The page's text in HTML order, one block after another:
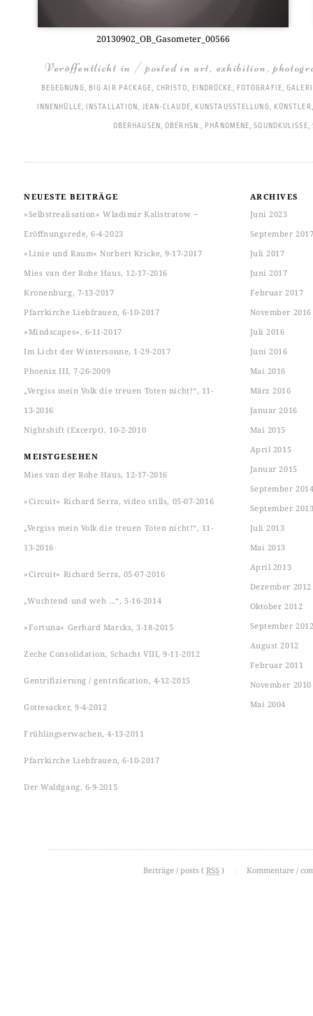
20130902_OB_Gasometer_00566
Veröffentlicht in / posted inart, exhibition,
BEGEGNUNG, BIG AIR PACKAGE, CHRISTO, EINDRÜCKE, FOTOGRAFIE,
INNENHÜLLE, INSTALLATION, JEAN-CLAUDE, KUNSTAUSSTELLUNG, KÜNSTLER
OBERHAUSEN,OBERHSN., PHÄNOMENE,SOUNDKULISSE,
NEUESTE BEITRÄGE
»Selbstrealisation« Wladimir Kalistratow ‒
Eröffnungsrede, 6-4-2023
»Linie und Raum« Norbert Kricke, 9-17-2017
Mies van der Rohe Haus, 12-17-2016
Kronenburg, 7-13-2017
Pfarrkirche Liebfrauen, 6-10-2017
»Mindscapes«, 6-11-2017
Im Licht der Wintersonne, 1-29-2017
Phoenix III, 7-26-2009
„Vergiss mein Volk die treuen Toten nicht!“, 11-
13-2016
Nightshift (Excerpt), 10-2-2010
MEISTGESEHEN
Mies van der Rohe Haus, 12-17-2016
»Circuit« Richard Serra, video stills, 05-07-2016
„Vergiss mein Volk die treuen Toten nicht!“, 11-
13-2016
»Circuit« Richard Serra, 05-07-2016
„Wuchtend und weh …“, 5-16-2014
»Fortuna« Gerhard Marcks, 3-18-2015
Zeche Consolidation, Schacht VIII, 9-11-2012
Gentrifizierung / gentrification, 4-12-2015
Gottesacker, 9-4-2012
Frühlingserwachen, 4-13-2011
Pfarrkirche Liebfrauen, 6-10-2017
Der Waldgang, 6-9-2015
ARCHIVES
Juni 2023
September
Juli 2017
Juni 2017
Februar 2017
November 2016
Juli 2016
Juni 2016
Mai 2016
März 2016
Januar 2016
Mai 2015
April 2015
Januar 2015
September
September
Juli 2013
Mai 2013
April 2013
Dezember 2012
Oktober 2012
September
August 2012
Februar 2011
November 2010
Mai 2004
Beiträge / posts ( RSS ) Kommentare /